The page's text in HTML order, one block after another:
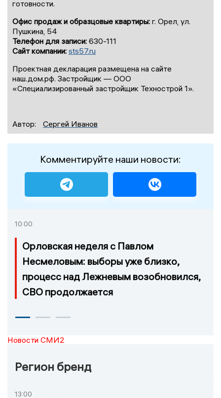
готовности.
Офис продаж и образцовые квартиры: г. Орел, ул.
Пушкина, 54
Телефон для записи: 630-111
Сайт компании: sts57.ru
Проектная декларация размещена на сайте
наш.дом.рф. Застройщик — ООО
«Специализированный застройщик Технострой 1».
Автор: Сергей Иванов
Комментируйте наши новости:
10:00
Орловская неделя с Павлом
Несмеловым: выборы уже близко,
процесс над Лежневым возобновился,
СВО продолжается
Новости СМИ2
Регион бренд
13:00